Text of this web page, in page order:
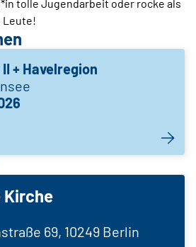
tolle Jugendarbeit oder rocke als
Leute!
+ Havelregion
Kirche
69, 10249 Berlin